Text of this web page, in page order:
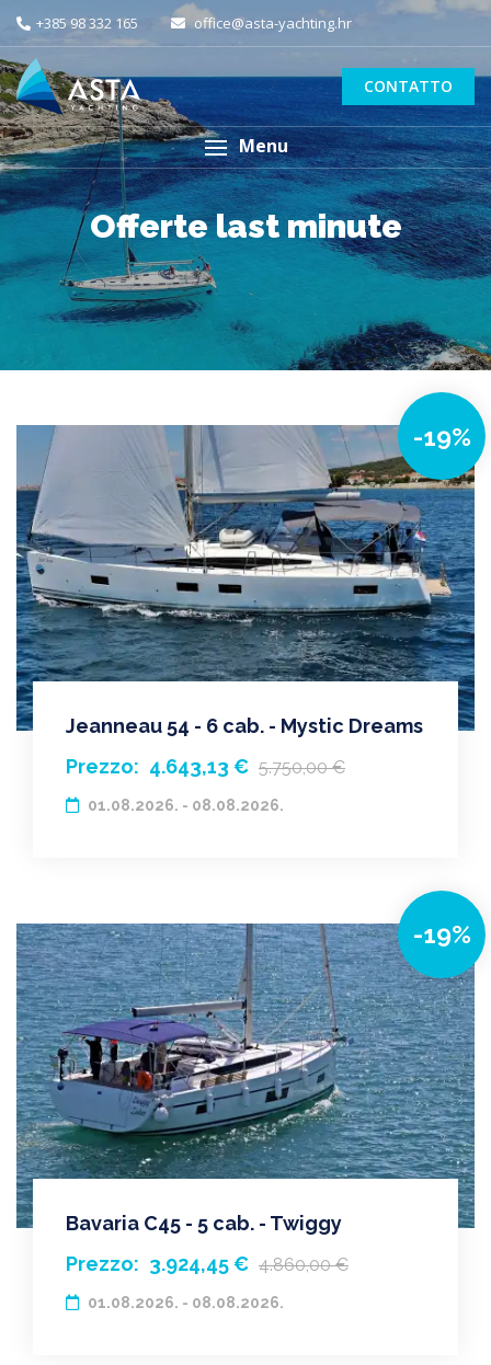
+385 98 332 165 office@asta-yachting.hr
CONTATTO
Menu
Offerte last minute
-19%
Jeanneau 54 - 6 cab. - Mystic Dreams
Prezzo: 4.643,13 € 5.750,00 €
01.08.2026. - 08.08.2026.
-19%
Bavaria C45 - 5 cab. - Twiggy
Prezzo: 3.924,45 € 4.860,00 €
01.08.2026. - 08.08.2026.